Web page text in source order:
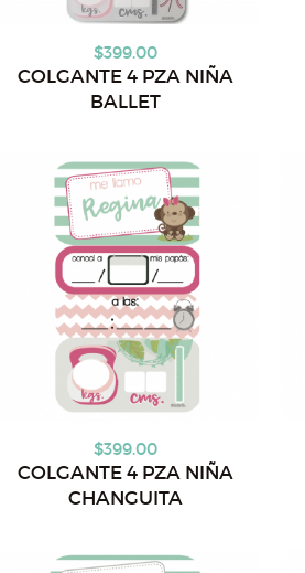
$399.00
COLGANTE 4 PZA NIÑA
BALLET
$399.00
COLGANTE 4 PZA NIÑA
CHANGUITA